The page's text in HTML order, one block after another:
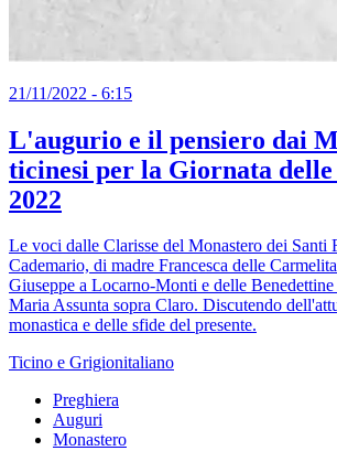
21/11/2022 - 6:15
L'augurio e il pensiero dai
ticinesi per la Giornata
2022
Le voci dalle Clarisse del Monastero dei Santi
Cademario, di madre Francesca delle
Giuseppe a Locarno-Monti e delle
Maria Assunta sopra Claro. Discutendo
monastica e delle sfide del presente.
Ticino e Grigionitaliano
Preghiera
Auguri
Monastero